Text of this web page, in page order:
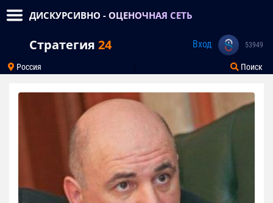
ДИСКУРСИВНО - ОЦЕНОЧНАЯ СЕТЬ
Стратегия 24 Вход 53949
Россия Поиск